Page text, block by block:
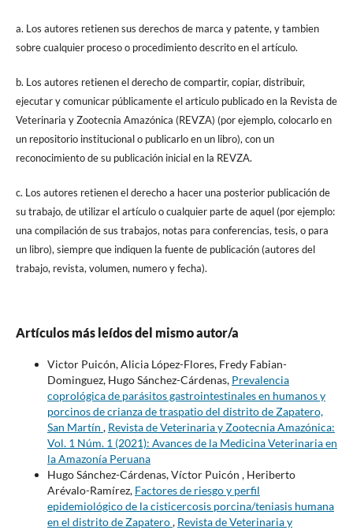
a. Los autores retienen sus derechos de marca y patente, y tambien
sobre cualquier proceso o procedimiento descrito en el artículo.
b. Los autores retienen el derecho de compartir, copiar, distribuir,
ejecutar y comunicar públicamente el articulo publicado en la Revista de
Veterinaria y Zootecnia Amazónica (REVZA) (por ejemplo, colocarlo en
un repositorio institucional o publicarlo en un libro), con un
reconocimiento de su publicación inicial en la REVZA.
c. Los autores retienen el derecho a hacer una posterior publicación de
su trabajo, de utilizar el artículo o cualquier parte de aquel (por ejemplo:
una compilación de sus trabajos, notas para conferencias, tesis, o para
un libro), siempre que indiquen la fuente de publicación (autores del
trabajo, revista, volumen, numero y fecha).
Artículos más leídos del mismo autor/a
Victor Puicón, Alicia López-Flores, Fredy Fabian-
Dominguez, Hugo Sánchez-Cárdenas, Prevalencia
coprológica de parásitos gastrointestinales en humanos y
porcinos de crianza de traspatio del distrito de Zapatero,
San Martín , Revista de Veterinaria y Zootecnia Amazónica:
Vol. 1 Núm. 1 (2021): Avances de la Medicina Veterinaria en
la Amazonía Peruana
Hugo Sánchez-Cárdenas, Víctor Puicón , Heriberto
Arévalo-Ramírez, Factores de riesgo y perfil
epidemiológico de la cisticercosis porcina/teniasis humana
en el distrito de Zapatero, Revista de Veterinaria y